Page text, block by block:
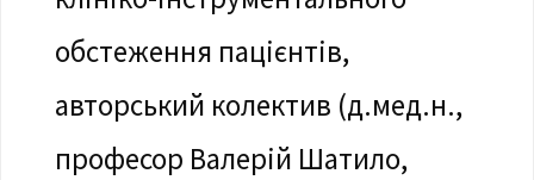
обстеження пацієнтів,
авторський колектив (д.мед.н.,
професор Валерій Шатило,